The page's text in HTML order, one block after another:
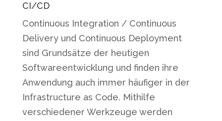
CI/CD
Continuous Integration / Continuous
Delivery und Continuous Deployment
sind Grundsätze der heutigen
Softwareentwicklung und finden ihre
Anwendung auch immer häufiger in der
Infrastructure as Code. Mithilfe
verschiedener Werkzeuge werden